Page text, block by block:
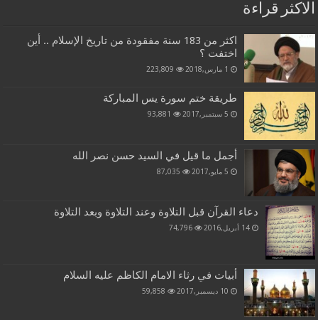
الاكثر قراءة
اكثر من 183 سنة مفقودة من تاريخ الإسلام .. أين
اختفت ؟
1 مارس,2018 223,809
طريقة ختم سورة يس المباركة
5 سبتمبر,2017 93,881
أجمل ما قيل في السيد حسن نصر الله
5 مايو,2017 87,035
دعاء القرآن قبل التلاوة وعند التلاوة وبعد التلاوة
14 أبريل,2016 74,796
أبيات في رثاء الامام الكاظم عليه السلام
10 ديسمبر,2017 59,858